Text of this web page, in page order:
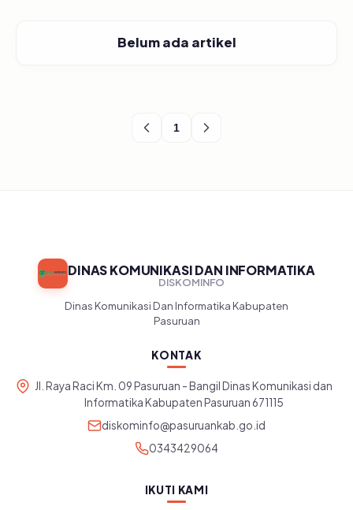
Belum ada artikel
1
DINAS KOMUNIKASI DAN INFORMATIKA
DISKOMINFO
Dinas Komunikasi Dan Informatika Kabupaten
Pasuruan
KONTAK
Jl. Raya Raci Km. 09 Pasuruan - Bangil Dinas Komunikasi dan
Informatika Kabupaten Pasuruan 671115
diskominfo@pasuruankab.go.id
0343429064
IKUTI KAMI